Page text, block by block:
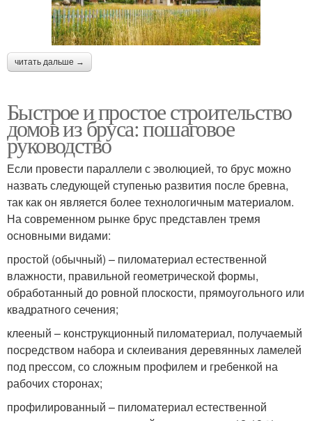
читать дальше →
Быстрое и простое строительство
домов из бруса: пошаговое
руководство
Если провести параллели с эволюцией, то брус можно
назвать следующей ступенью развития после бревна,
так как он является более технологичным материалом.
На современном рынке брус представлен тремя
основными видами:
простой (обычный) – пиломатериал естественной
влажности, правильной геометрической формы,
обработанный до ровной плоскости, прямоугольного или
квадратного сечения;
клееный – конструкционный пиломатериал, получаемый
посредством набора и склеивания деревянных ламелей
под прессом, со сложным профилем и гребенкой на
рабочих сторонах;
профилированный – пиломатериал естественной